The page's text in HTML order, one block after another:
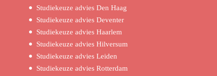
Studiekeuze advies Den Haag
Studiekeuze advies Deventer
Studiekeuze advies Haarlem
Studiekeuze advies Hilversum
Studiekeuze advies Leiden
Studiekeuze advies Rotterdam